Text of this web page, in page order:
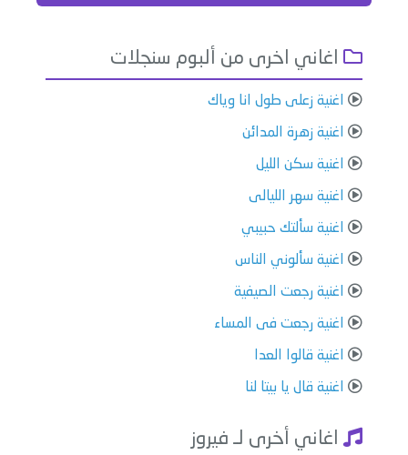
اغاني اخرى من ألبوم سنجلات
اغنية زعلى طول انا وياك
اغنية زهرة المدائن
اغنية سكن الليل
اغنية سهر الليالى
اغنية سألتك حبيبي
اغنية سألوني الناس
اغنية رجعت الصيفية
اغنية رجعت فى المساء
اغنية قالوا العدا
اغنية قال يا بيتا لنا
اغاني أخرى لـ فيروز